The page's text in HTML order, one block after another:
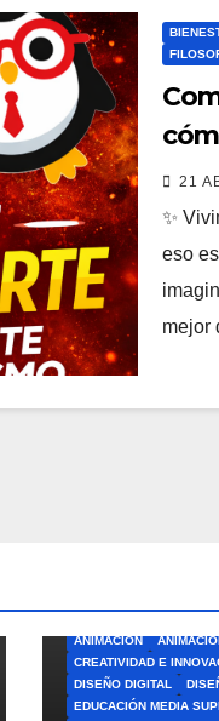
los
21
✨
eso
mejor
ANIMACIÓN
CREATIVIDAD E
DISEÑO DIGITAL
EDUCACIÓN MEDIA